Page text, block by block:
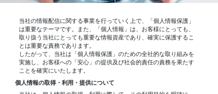
当社の情報配信に関する事業を行っていく上で、「個人情報保護」
は重要なテーマです。また、「個人情報」は、お客様にとっても、
取り扱う当社にとっても重要な情報資産であり、確実に保護するこ
とは重要な責務であります。
したがって、当社は「個人情報保護」のための全社的な取り組みを
実施し、お客様への「安心」の提供及び社会的責任の責務を果たす
ことを確実にいたします。
個人情報の取得・利用・提供について